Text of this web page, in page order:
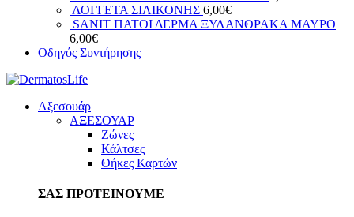
ΛΟΓΓΕΤΑ ΣΙΛΙΚΟΝΗΣ 6,00€
SANIT ΠΑΤΟΙ ΔΕΡΜΑ ΞΥΛΑΝΘΡΑΚΑ ΜΑΥΡΟ
6,00€
Οδηγός Συντήρησης
Αξεσουάρ
ΑΞΕΣΟΥΑΡ
Ζώνες
Κάλτσες
Θήκες Καρτών
ΣΑΣ ΠΡΟΤΕΙΝΟΥΜΕ